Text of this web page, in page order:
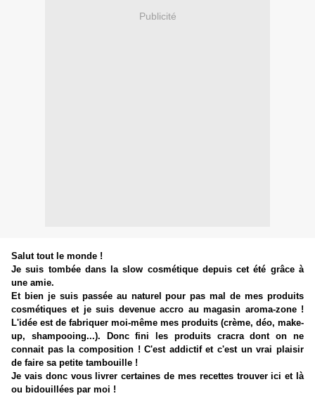
Publicité
Salut tout le monde !
Je suis tombée dans la slow cosmétique depuis cet été grâce à
une amie.
Et bien je suis passée au naturel pour pas mal de mes produits
cosmétiques et je suis devenue accro au magasin aroma-zone !
L'idée est de fabriquer moi-même mes produits (crème, déo, make-
up, shampooing...). Donc fini les produits cracra dont on ne
connait pas la composition ! C'est addictif et c'est un vrai plaisir
de faire sa petite tambouille !
Je vais donc vous livrer certaines de mes recettes trouver ici et là
ou bidouillées par moi !